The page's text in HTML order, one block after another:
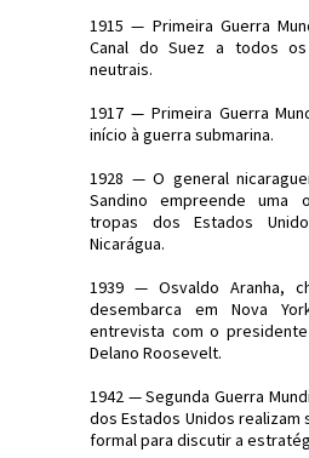
1915 — Primeira Guerra
Canal do Suez a todos
neutrais.
1917 — Primeira Guerra
início à guerra submarina.
1928 — O general
Sandino empreende uma
tropas dos Estados
Nicarágua.
1939 — Osvaldo Aranha,
desembarca em Nova
entrevista com o presidente
Delano Roosevelt.
1942 — Segunda Guerra
dos Estados Unidos realizam
formal para discutir a